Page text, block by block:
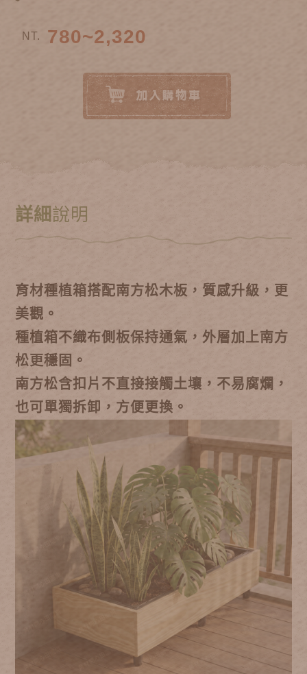
NT. 780~2,320
詳細說明
育材種植箱搭配南方松木板，質感升級，更
美觀。
種植箱不織布側板保持通氣，外層加上南方
松更穩固。
南方松含扣片不直接接觸土壤，不易腐爛，
也可單獨拆卸，方便更換。